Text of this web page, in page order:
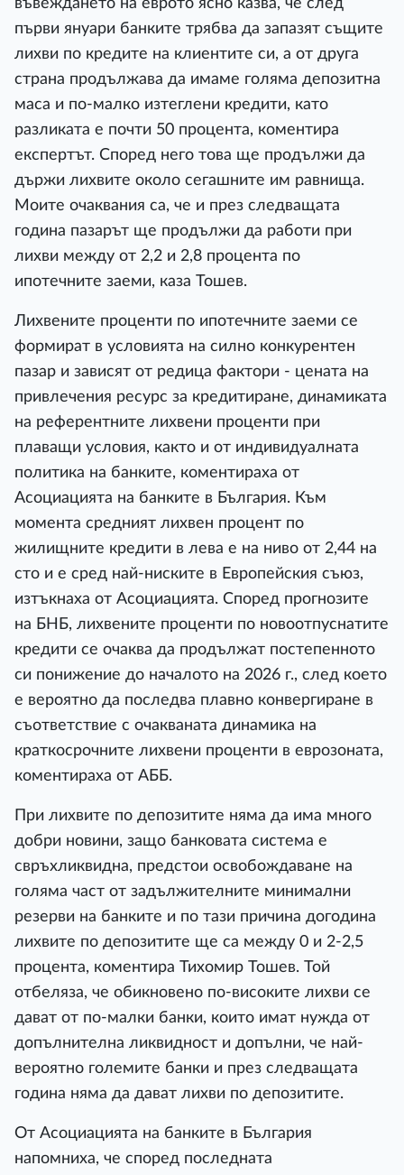
въвеждането на еврото ясно казва, че след
първи януари банките трябва да запазят същите
лихви по кредите на клиентите си, а от друга
страна продължава да имаме голяма депозитна
маса и по-малко изтеглени кредити, като
разликата е почти 50 процента, коментира
експертът. Според него това ще продължи да
държи лихвите около сегашните им равнища.
Моите очаквания са, че и през следващата
година пазарът ще продължи да работи при
лихви между от 2,2 и 2,8 процента по
ипотечните заеми, каза Тошев.
Лихвените проценти по ипотечните заеми се
формират в условията на силно конкурентен
пазар и зависят от редица фактори - цената на
привлечения ресурс за кредитиране, динамиката
на референтните лихвени проценти при
плаващи условия, както и от индивидуалната
политика на банките, коментираха от
Асоциацията на банките в България. Към
момента средният лихвен процент по
жилищните кредити в лева е на ниво от 2,44 на
сто и е сред най-ниските в Европейския съюз,
изтъкнаха от Асоциацията. Според прогнозите
на БНБ, лихвените проценти по новоотпуснатите
кредити се очаква да продължат постепенното
си понижение до началото на 2026 г., след което
е вероятно да последва плавно конвергиране в
съответствие с очакваната динамика на
краткосрочните лихвени проценти в еврозоната,
коментираха от АББ.
При лихвите по депозитите няма да има много
добри новини, защо банковата система е
свръхликвидна, предстои освобождаване на
голяма част от задължителните минимални
резерви на банките и по тази причина догодина
лихвите по депозитите ще са между 0 и 2-2,5
процента, коментира Тихомир Тошев. Той
отбеляза, че обикновено по-високите лихви се
дават от по-малки банки, които имат нужда от
допълнителна ликвидност и допълни, че най-
вероятно големите банки и през следващата
година няма да дават лихви по депозитите.
От Асоциацията на банките в България
напомниха, че според последната